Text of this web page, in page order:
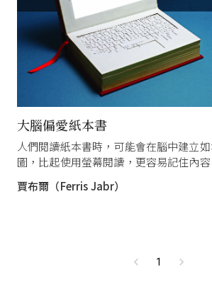
大腦偏愛紙本書
人們閱讀紙本書時，可能會在腦中建立
圖，比起使用螢幕閱讀，更容易記住內
賈布爾（Ferris Jabr）
1